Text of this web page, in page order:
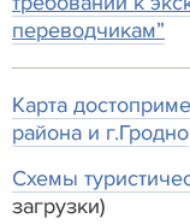
переводчикам”
Карта
района и г.Гродно
Схемы
загрузки)